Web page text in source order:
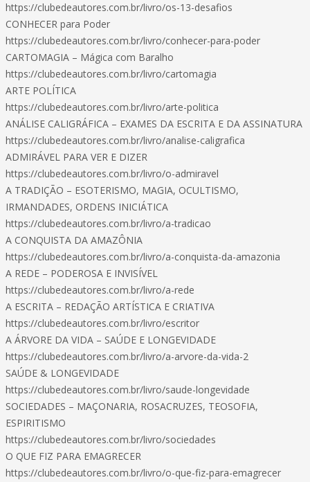
https://clubedeautores.com.br/livro/os-13-desafios
CONHECER para Poder
https://clubedeautores.com.br/livro/conhecer-para-poder
CARTOMAGIA – Mágica com Baralho
https://clubedeautores.com.br/livro/cartomagia
ARTE POLÍTICA
https://clubedeautores.com.br/livro/arte-politica
ANÁLISE CALIGRÁFICA – EXAMES DA ESCRITA E DA ASSINATURA
https://clubedeautores.com.br/livro/analise-caligrafica
ADMIRÁVEL PARA VER E DIZER
https://clubedeautores.com.br/livro/o-admiravel
A TRADIÇÃO – ESOTERISMO, MAGIA, OCULTISMO,
IRMANDADES, ORDENS INICIÁTICA
https://clubedeautores.com.br/livro/a-tradicao
A CONQUISTA DA AMAZÔNIA
https://clubedeautores.com.br/livro/a-conquista-da-amazonia
A REDE – PODEROSA E INVISÍVEL
https://clubedeautores.com.br/livro/a-rede
A ESCRITA – REDAÇÃO ARTÍSTICA E CRIATIVA
https://clubedeautores.com.br/livro/escritor
A ÁRVORE DA VIDA – SAÚDE E LONGEVIDADE
https://clubedeautores.com.br/livro/a-arvore-da-vida-2
SAÚDE & LONGEVIDADE
https://clubedeautores.com.br/livro/saude-longevidade
SOCIEDADES – MAÇONARIA, ROSACRUZES, TEOSOFIA,
ESPIRITISMO
https://clubedeautores.com.br/livro/sociedades
O QUE FIZ PARA EMAGRECER
https://clubedeautores.com.br/livro/o-que-fiz-para-emagrecer